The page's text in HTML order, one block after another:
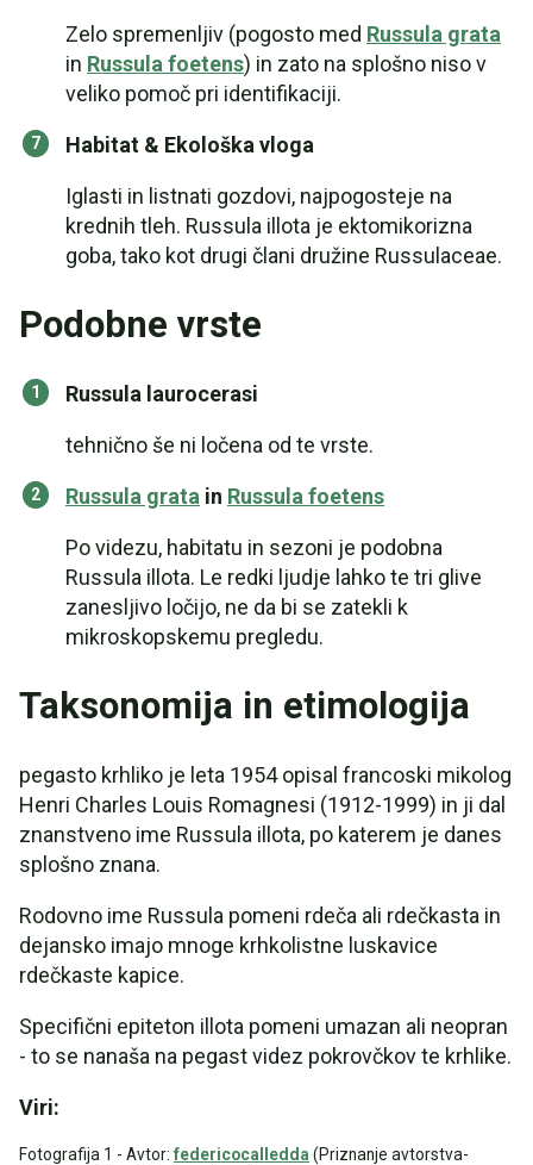
Zelo spremenljiv (pogosto med Russula grata
in Russula foetens) in zato na splošno niso v
veliko pomoč pri identifikaciji.
Habitat & Ekološka vloga
Iglasti in listnati gozdovi, najpogosteje na
krednih tleh. Russula illota je ektomikorizna
goba, tako kot drugi člani družine Russulaceae.
Podobne vrste
Russula laurocerasi
tehnično še ni ločena od te vrste.
Russula grata in Russula foetens
Po videzu, habitatu in sezoni je podobna
Russula illota. Le redki ljudje lahko te tri glive
zanesljivo ločijo, ne da bi se zatekli k
mikroskopskemu pregledu.
Taksonomija in etimologija
pegasto krhliko je leta 1954 opisal francoski mikolog
Henri Charles Louis Romagnesi (1912-1999) in ji dal
znanstveno ime Russula illota, po katerem je danes
splošno znana.
Rodovno ime Russula pomeni rdeča ali rdečkasta in
dejansko imajo mnoge krhkolistne luskavice
rdečkaste kapice.
Specifični epiteton illota pomeni umazan ali neopran
- to se nanaša na pegast videz pokrovčkov te krhlike.
Viri:
Fotografija 1 - Avtor: federicocalledda (Priznanje avtorstva-